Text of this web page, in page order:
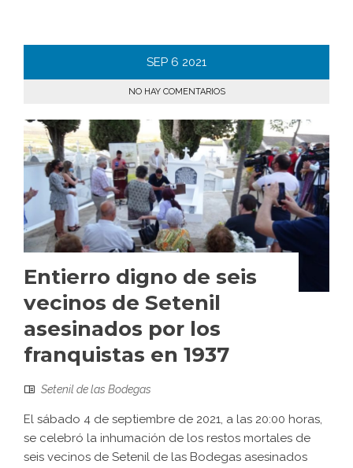
SEP 6 2021
NO HAY COMENTARIOS
Entierro digno de seis
vecinos de Setenil
asesinados por los
franquistas en 1937
Setenil de las Bodegas
El sábado 4 de septiembre de 2021, a las 20:00 horas,
se celebró la inhumación de los restos mortales de
seis vecinos de Setenil de las Bodegas asesinados